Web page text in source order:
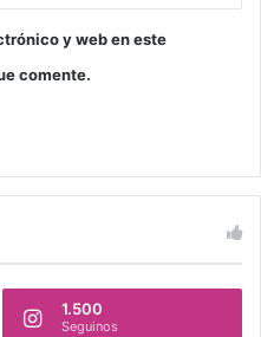
y web en este
comente.
1.500
Seguinos